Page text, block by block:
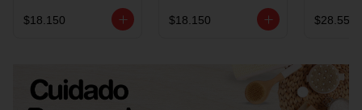
$18.150
GRS
$18.150
150G
$28.550